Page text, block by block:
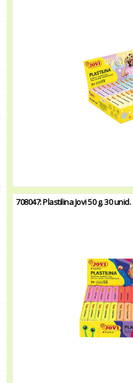
708047: Plastilina Jovi 50 g. 30